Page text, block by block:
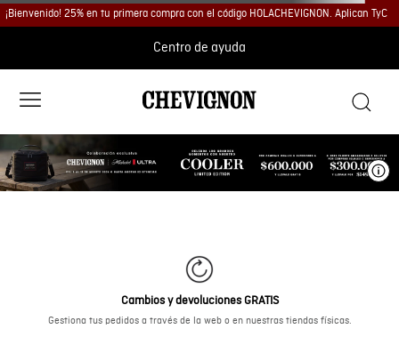
¡Bienvenido! 25% en tu primera compra con el código HOLACHEVIGNON. Aplican TyC
Centro de ayuda
Cambios y devoluciones GRATIS
Gestiona tus pedidos a través de la web o en nuestras tiendas físicas.